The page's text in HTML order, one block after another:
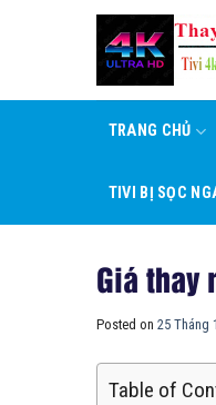
TRANG CHỦ
TIVI BỊ SỌC
Giá thay
Posted on 25 Tháng
Table of